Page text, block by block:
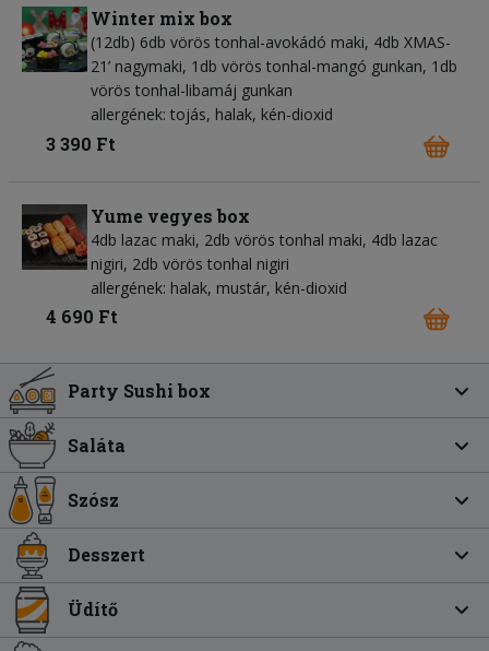
Winter mix box
(12db) 6db vörös tonhal-avokádó maki, 4db XMAS-
21’ nagymaki, 1db vörös tonhal-mangó gunkan, 1db
vörös tonhal-libamáj gunkan
allergének: tojás, halak, kén-dioxid
3 390 Ft
Yume vegyes box
4db lazac maki, 2db vörös tonhal maki, 4db lazac
nigiri, 2db vörös tonhal nigiri
allergének: halak, mustár, kén-dioxid
4 690 Ft
Party Sushi box
Saláta
Szósz
Desszert
Üdítő